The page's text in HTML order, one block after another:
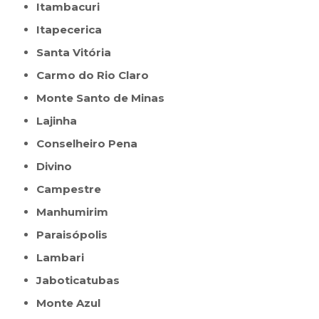
Itambacuri
Itapecerica
Santa Vitória
Carmo do Rio Claro
Monte Santo de Minas
Lajinha
Conselheiro Pena
Divino
Campestre
Manhumirim
Paraisópolis
Lambari
Jaboticatubas
Monte Azul